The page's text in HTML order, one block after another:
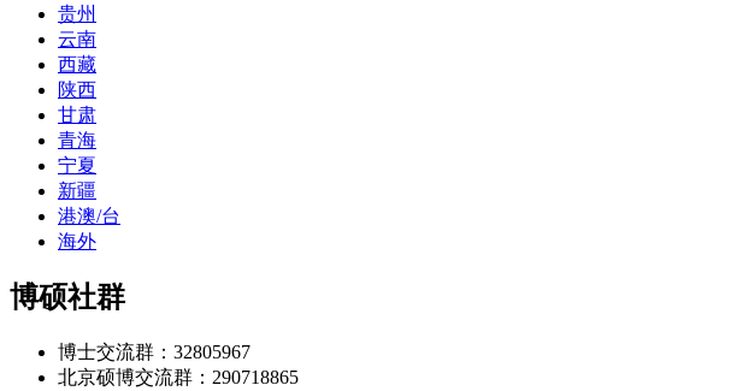
贵州
云南
西藏
陕西
甘肃
青海
宁夏
新疆
港澳/台
海外
博硕社群
博士交流群：32805967
北京硕博交流群：290718865